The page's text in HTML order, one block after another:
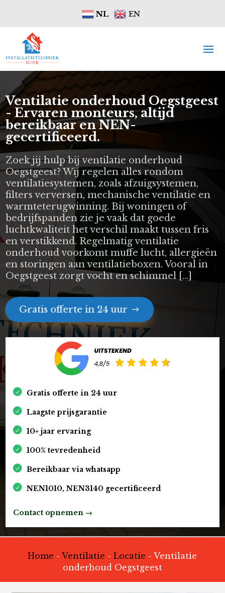
NL EN
Ventilatie onderhoud Oegstgeest
- Ervaren monteurs, altijd
bereikbaar en NEN-
gecertificeerd.
Zoek jij hulp bij ventilatie onderhoud
Oegstgeest? Wij regelen alles rondom
ventilatiesystemen, zoals afzuigsystemen,
filters verversen, mechanische ventilatie en
warmteterugwinning. Bij woningen of
bedrijfspanden zie je vaak dat goede
luchtkwaliteit het verschil maakt tussen fris
en verstikkend. Regelmatig ventilatie
onderhoud voorkomt muffe lucht, allergieën
en storingen aan ventilatieboxen. Vooral in
Oegstgeest zorgt vocht en schimmel […]
Gratis offerte in 24 uur
Gratis offerte in 24 uur
Laagste prijsgarantie
10+ jaar ervaring
100% tevredenheid
Bereikbaar via whatsapp
NEN1010, NEN3140 gecertificeerd
Contact opnemen →
Home -Ventilatie -Locatie -Ventilatie
onderhoud Oegstgeest